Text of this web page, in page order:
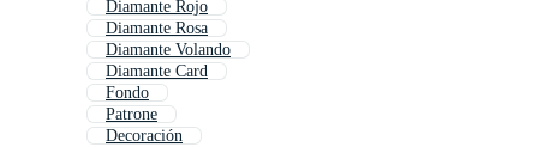
Diamante Rojo
Diamante Rosa
Diamante Volando
Diamante Card
Fondo
Patrone
Decoración